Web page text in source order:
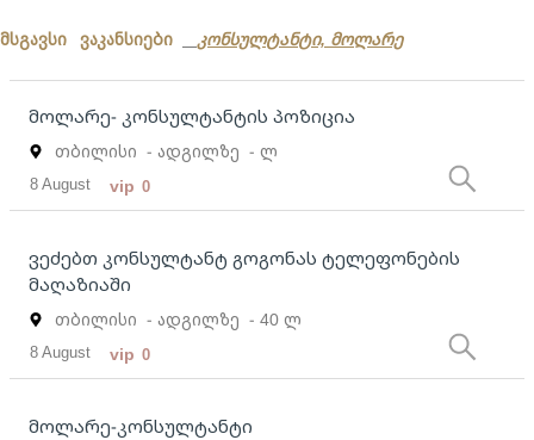
მსგავსი ვაკანსიები კონსულტანტი, მოლარე
მოლარე- კონსულტანტის პოზიცია
თბილისი - ადგილზე - ლ
8 August vip 0
ვეძებთ კონსულტანტ გოგონას ტელეფონების
მაღაზიაში
თბილისი - ადგილზე - 40 ლ
8 August vip 0
მოლარე-კონსულტანტი